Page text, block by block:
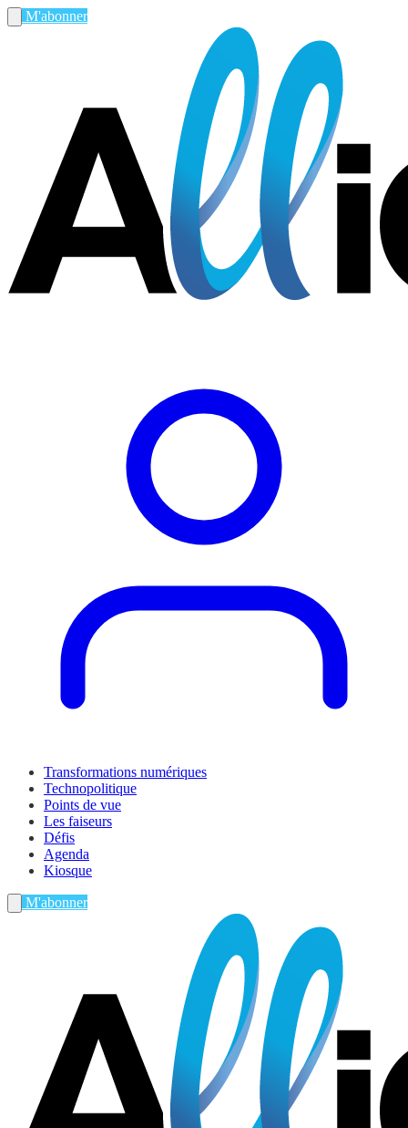
M'abonner
Transformations numériques
Technopolitique
Points de vue
Les faiseurs
Défis
Agenda
Kiosque
M'abonner